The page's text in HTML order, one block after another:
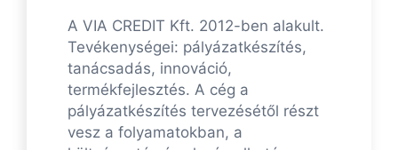
A VIA CREDIT Kft. 2012-ben alakult.
Tevékenységei: pályázatkészítés,
tanácsadás, innováció,
termékfejlesztés. A cég a
pályázatkészítés tervezésétől részt
vesz a folyamatokban, a